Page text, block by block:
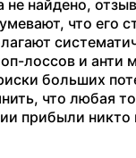
не найдено,
что его
лоссов и анти
больших
что любая
прибыли